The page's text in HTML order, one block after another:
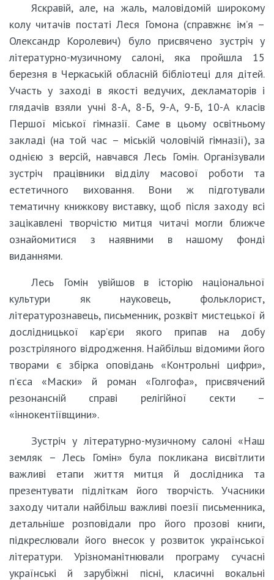
Яскравій, але, на жаль, маловідомій широкому
колу читачів постаті Леся Гомона (справжнє ім’я –
Олександр Королевич) було присвячено зустріч у
літературно-музичному салоні, яка пройшла 15
березня в Черкаській обласній бібліотеці для дітей.
Участь у заході в якості ведучих, декламаторів і
глядачів взяли учні 8-А, 8-Б, 9-А, 9-Б, 10-А класів
Першої міської гімназії. Саме в цьому освітньому
закладі (на той час – міській чоловічій гімназії), за
однією з версій, навчався Лесь Гомін. Організували
зустріч працівники відділу масової роботи та
естетичного виховання. Вони ж підготували
тематичну книжкову виставку, щоб після заходу всі
зацікавлені творчістю митця читачі могли ближче
ознайомитися з наявними в нашому фонді
виданнями.
Лесь Гомін увійшов в історію національної
культури як науковець, фольклорист,
літературознавець, письменник, розквіт мистецької й
дослідницької кар’єри якого припав на добу
розстріляного відродження. Найбільш відомими його
творами є збірка оповідань «Контрольні цифри»,
п’єса «Маски» й роман «Голгофа», присвячений
резонансній справі релігійної секти –
«іннокентіївщини».
Зустріч у літературно-музичному салоні «Наш
земляк – Лесь Гомін» була покликана висвітлити
важливі етапи життя митця й дослідника та
презентувати підліткам його творчість. Учасники
заходу читали найбільш важливі поезії письменника,
детальніше розповідали про його прозові книги,
підкреслювали його внесок у розвиток української
літератури. Урізноманітнювали програму сучасні
українські й зарубіжні пісні, класичні вокальні